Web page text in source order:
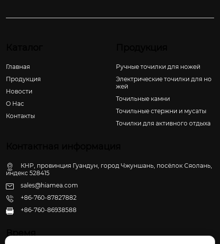
Главная
Продукция
Новости
О Hас
Контакты
Ручные точилки для ножей
Электрические точилки для но
жей
Точильные камни
Точильные стержни и мусаты
Точилки для активного отдыха
КНР, провинция Гуандун, город Чжуншань, посёлок Сяолань,
индекс 528415
sales@hiamea.com
+86-760-87827882
 +86-760-86938588
Время